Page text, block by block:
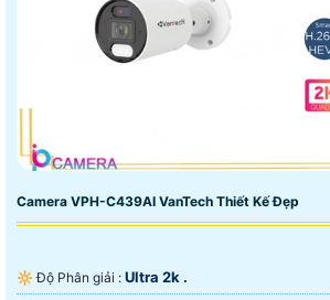
Camera VPH-C439AI VanTech Thiết Kế Đẹp
🔆 Độ Phân giải : Ultra 2k .